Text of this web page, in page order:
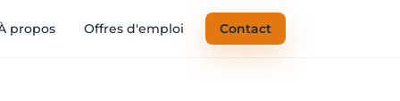
propos Offres d'emploi Contact